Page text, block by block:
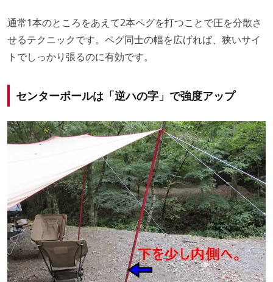
通常1本のところをあえて2本ペグを打つことで圧を分散さ
せるテクニックです。ペグ同士の幅を広げれば、狭いサイ
トでしっかり張るのに有効です。
センターポールは「逆ハの字」で強度アップ